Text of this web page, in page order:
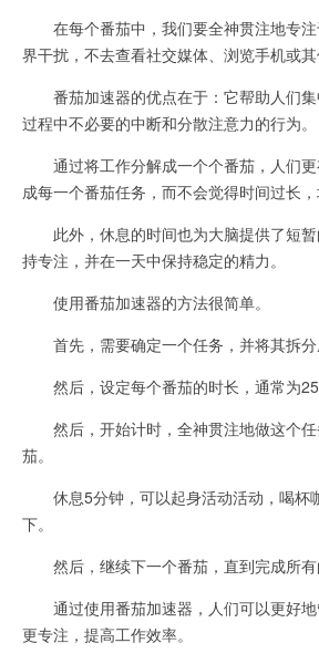
在每个番茄中，我们要全神贯注地专注
界干扰，不去查看社交媒体、浏览手机或其
番茄加速器的优点在于：它帮助人们集
过程中不必要的中断和分散注意力的行为。
通过将工作分解成一个个番茄，人们更
成每一个番茄任务，而不会觉得时间过长，
此外，休息的时间也为大脑提供了短暂
持专注，并在一天中保持稳定的精力。
使用番茄加速器的方法很简单。
首先，需要确定一个任务，并将其拆分
然后，设定每个番茄的时长，通常为25
然后，开始计时，全神贯注地做这个任
茄。
休息5分钟，可以起身活动活动，喝杯
下。
然后，继续下一个番茄，直到完成所有
通过使用番茄加速器，人们可以更好地
更专注，提高工作效率。